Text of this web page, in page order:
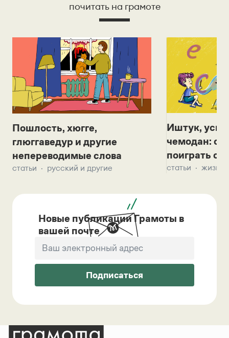
почитать на грамоте
Пошлость, хюгге,
глюггаведур и другие
непереводимые слова
статьи русский и другие
Иштук,
чемодан:
поиграть с
статьи жизнь
Новые публикации Грамоты в
вашей почте
Подписаться